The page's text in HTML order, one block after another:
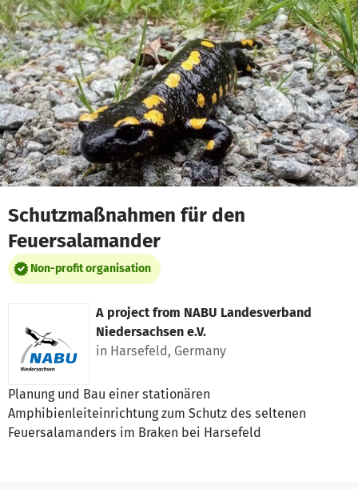
Skip to main content
Show accessibility statement
Schutzmaßnahmen für den
Feuersalamander
Non-profit organisation
A project from NABU Landesverband
Niedersachsen e.V.
in Harsefeld, Germany
Planung und Bau einer stationären
Amphibienleiteinrichtung zum Schutz des seltenen
Feuersalamanders im Braken bei Harsefeld